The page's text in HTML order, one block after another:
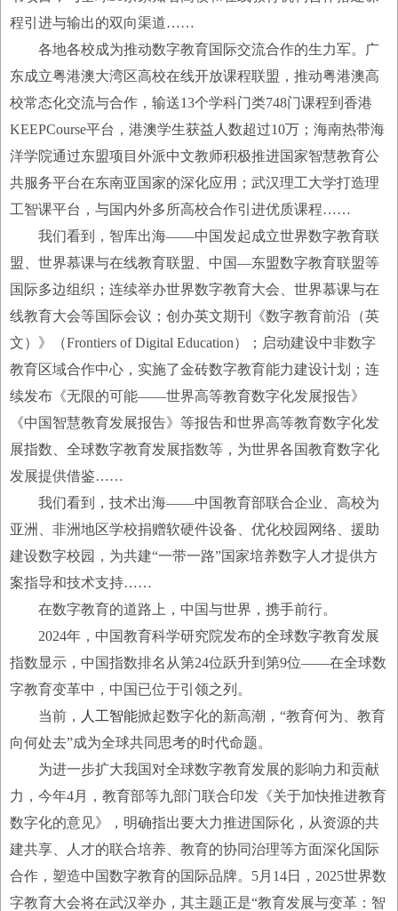
程引进与输出的双向渠道……
各地各校成为推动数字教育国际交流合作的生力军。广
东成立粤港澳大湾区高校在线开放课程联盟，推动粤港澳高
校常态化交流与合作，输送13个学科门类748门课程到香港
KEEPCourse平台，港澳学生获益人数超过10万；海南热带海
洋学院通过东盟项目外派中文教师积极推进国家智慧教育公
共服务平台在东南亚国家的深化应用；武汉理工大学打造理
工智课平台，与国内外多所高校合作引进优质课程……
我们看到，智库出海——中国发起成立世界数字教育联
盟、世界慕课与在线教育联盟、中国—东盟数字教育联盟等
国际多边组织；连续举办世界数字教育大会、世界慕课与在
线教育大会等国际会议；创办英文期刊《数字教育前沿（英
文）》（Frontiers of Digital Education）；启动建设中非数字
教育区域合作中心，实施了金砖数字教育能力建设计划；连
续发布《无限的可能——世界高等教育数字化发展报告》
《中国智慧教育发展报告》等报告和世界高等教育数字化发
展指数、全球数字教育发展指数等，为世界各国教育数字化
发展提供借鉴……
我们看到，技术出海——中国教育部联合企业、高校为
亚洲、非洲地区学校捐赠软硬件设备、优化校园网络、援助
建设数字校园，为共建“一带一路”国家培养数字人才提供方
案指导和技术支持……
在数字教育的道路上，中国与世界，携手前行。
2024年，中国教育科学研究院发布的全球数字教育发展
指数显示，中国指数排名从第24位跃升到第9位——在全球数
字教育变革中，中国已位于引领之列。
当前，
人工智能掀起数字化的新高潮，“教育何为、教育
向何处去”成为全球共同思考的时代命题。
为进一步扩大我国对全球数字教育发展的影响力和贡献
力，今年4月，教育部等九部门联合印发《关于加快推进教育
数字化的意见》，明确指出要大力推进国际化，从资源的共
建共享、人才的联合培养、教育的协同治理等方面深化国际
合作，塑造中国数字教育的国际品牌。5月14日，2025世界数
字教育大会将在武汉举办，其主题正是“教育发展与变革：智